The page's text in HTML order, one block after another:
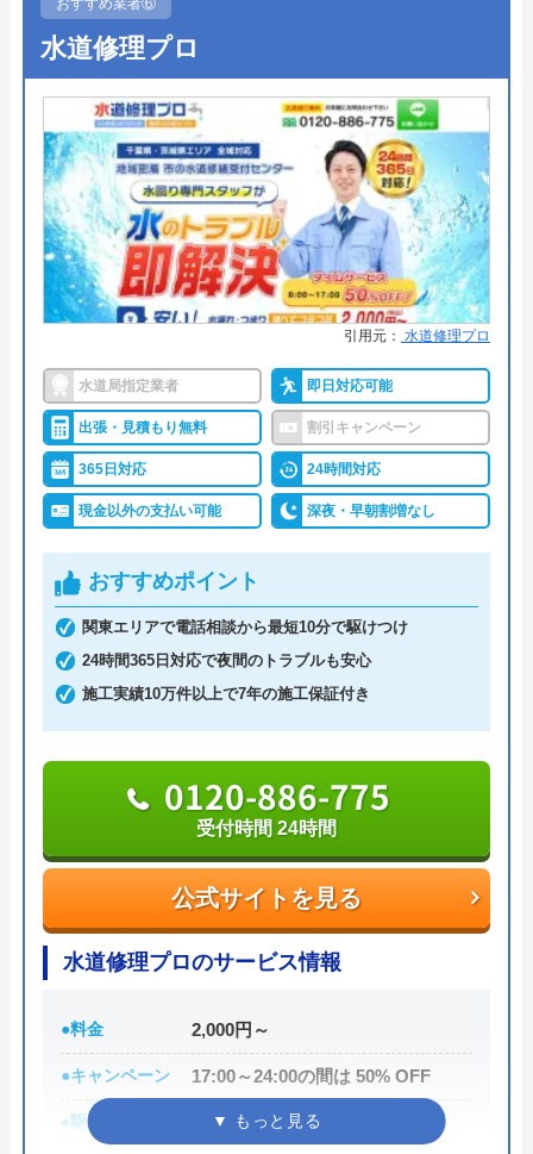
公式サイトを見る
水の生活救急車の基本情報
運営会社 株式会社生活救急車
代表者 楯広長
所在地
〒460-0008
名古屋市中区栄1丁目14-15
対応エリア 全国（一部地域を除く）
●定休日 24時間365日受付中
●出張見積もり ―
●支払い方法 ―
●累計実績 ―
●保証・保険 ―
詳細は公式HPでご確認ください
水道救急センターがおすすめの理由
水道救急センターは水回りのトラブル全般に対応し
ている業者で、水漏れやつまりの修理、リフォーム
作業などをご依頼いただけます。関東、関西、東
海、東北、北陸地方の10都府県を対応エリアとして
営業しています。一部地域しか対応していない県も
せください。
トラブル対応は24時間年中無休で受け付けており、
最短30分で現場まで駆け付けてくれます。夜間帯の
割増料金の請求もないのでご安心ください。
Web割引もあり、初めての依頼する方は5,500円の
割引を、2回目以降の方は10%の割引を受けること
ができます。
公式サイトを見る
0120-245-990
受付時間 24時間365日受付中！
水道救急センターの基本情報
水道修理プロ
引用元： 水道修理プロ
水道局指定業者 即日対応可能
出張・見積もり無料 割引キャンペーン
365日対応 24時間対応
現金以外の支払い可能 深夜・早朝割増なし
おすすめポイント
関東エリアで電話相談から最短10分で駆けつけ
24時間365日対応で夜間のトラブルも安心
施工実績10万件以上で7年の施工保証付き
公式サイトを見る
0120-886-775
受付時間 24時間
水道修理プロのサービス情報
●料金 2,000円～
●キャンペーン 17:00～24:00の間は 50% OFF
●駆けつけ時間 最短10分